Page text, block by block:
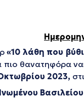
«10 λάθη που
θανατηφόρα
2023,